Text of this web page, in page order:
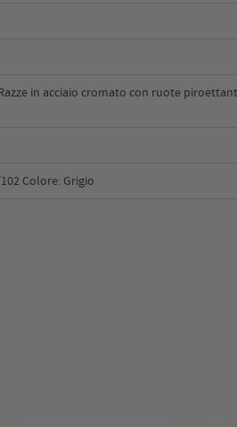
in acciaio cromato con ruote
Colore: Grigio